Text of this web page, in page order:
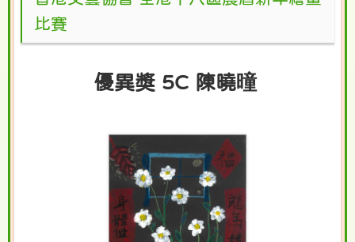
比賽
優異獎 5C 陳曉曈